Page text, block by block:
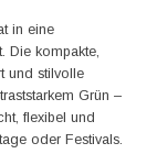
in eine
Die kompakte,
und stilvolle
Grün –
flexibel und
oder Festivals.